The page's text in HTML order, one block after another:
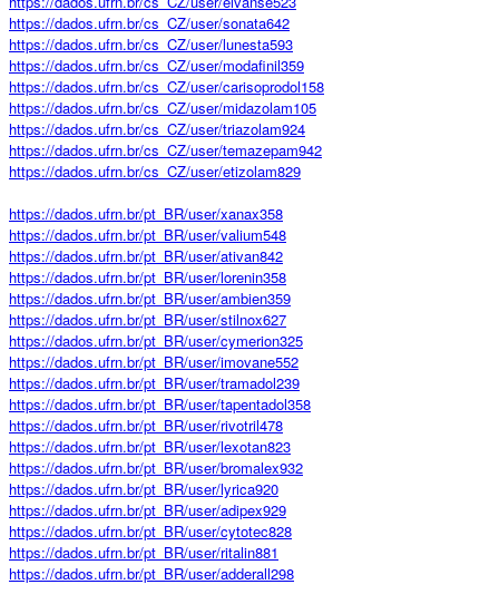
https://dados.ufrn.br/cs_CZ/user/sonata642
https://dados.ufrn.br/cs_CZ/user/lunesta593
https://dados.ufrn.br/cs_CZ/user/modafinil359
https://dados.ufrn.br/cs_CZ/user/carisoprodol158
https://dados.ufrn.br/cs_CZ/user/midazolam105
https://dados.ufrn.br/cs_CZ/user/triazolam924
https://dados.ufrn.br/cs_CZ/user/temazepam942
https://dados.ufrn.br/cs_CZ/user/etizolam829
https://dados.ufrn.br/pt_BR/user/xanax358
https://dados.ufrn.br/pt_BR/user/valium548
https://dados.ufrn.br/pt_BR/user/ativan842
https://dados.ufrn.br/pt_BR/user/lorenin358
https://dados.ufrn.br/pt_BR/user/ambien359
https://dados.ufrn.br/pt_BR/user/stilnox627
https://dados.ufrn.br/pt_BR/user/cymerion325
https://dados.ufrn.br/pt_BR/user/imovane552
https://dados.ufrn.br/pt_BR/user/tramadol239
https://dados.ufrn.br/pt_BR/user/tapentadol358
https://dados.ufrn.br/pt_BR/user/rivotril478
https://dados.ufrn.br/pt_BR/user/lexotan823
https://dados.ufrn.br/pt_BR/user/bromalex932
https://dados.ufrn.br/pt_BR/user/lyrica920
https://dados.ufrn.br/pt_BR/user/adipex929
https://dados.ufrn.br/pt_BR/user/cytotec828
https://dados.ufrn.br/pt_BR/user/ritalin881
https://dados.ufrn.br/pt_BR/user/adderall298